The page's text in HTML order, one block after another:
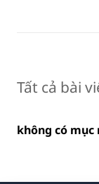
Tất cả bài
không có mục